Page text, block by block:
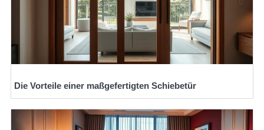
Die Vorteile einer maßgefertigten Schiebetür